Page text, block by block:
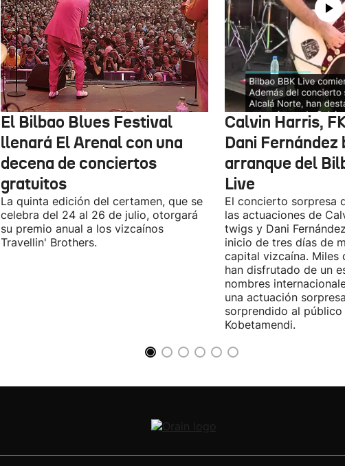
El Bilbao Blues Festival
llenará El Arenal con una
decena de conciertos
gratuitos
La quinta edición del certamen, que se
celebra del 24 al 26 de julio, otorgará
su premio anual a los vizcaínos
Travellin' Brothers.
Calvin Harris,
Dani
arranque del
Live
El concierto sorpresa
las actuaciones de
twigs y Dani
inicio de tres días de
capital vizcaína. Miles
han disfrutado de un
nombres
una actuación
sorprendido al público
Kobetamendi.